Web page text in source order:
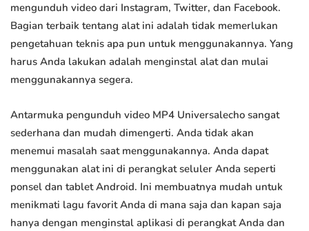
mengunduh video dari Instagram, Twitter, dan Facebook.
Bagian terbaik tentang alat ini adalah tidak memerlukan
pengetahuan teknis apa pun untuk menggunakannya. Yang
harus Anda lakukan adalah menginstal alat dan mulai
menggunakannya segera.
Antarmuka pengunduh video MP4 Universalecho sangat
sederhana dan mudah dimengerti. Anda tidak akan
menemui masalah saat menggunakannya. Anda dapat
menggunakan alat ini di perangkat seluler Anda seperti
ponsel dan tablet Android. Ini membuatnya mudah untuk
menikmati lagu favorit Anda di mana saja dan kapan saja
hanya dengan menginstal aplikasi di perangkat Anda dan